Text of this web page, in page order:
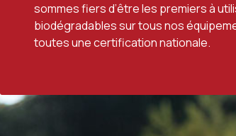
sommes fiers d’être les premiers à
biodégradables sur tous nos
toutes une certification nationale.